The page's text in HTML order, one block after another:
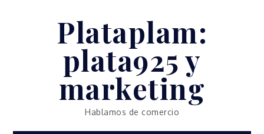
Plataplam:
plata925 y
marketing
Hablamos de comercio